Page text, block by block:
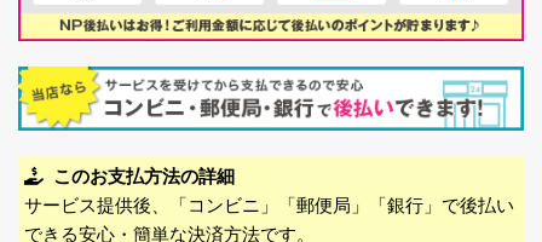
このお支払方法の詳細
サービス提供後、「コンビニ」「郵便局」「銀行」で後払い
できる安心・簡単な決済方法です。